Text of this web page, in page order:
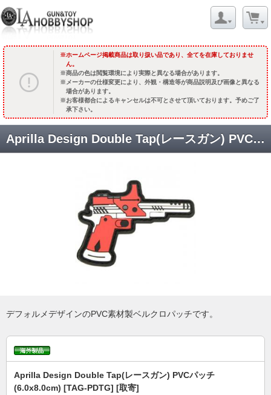
ホームページ掲載商品は取り扱い品であり、全てを在庫しておりませ
ん。
商品の色は閲覧環境により実際と異なる場合があります。
メーカーの仕様変更により、外観・構造等が商品説明及び画像と異なる
場合があります。
お客様都合によるキャンセルは不可とさせて頂いております。予めご了
承下さい。
Aprilla Design Double Tap(レースガン) PVCパッチ(6.0x8.0cm) [TAG-PDTG] [取寄]
デフォルメデザインのPVC素材製ベルクロパッチです。
Aprilla Design Double Tap(レースガン) PVCパッチ
(6.0x8.0cm) [TAG-PDTG] [取寄]